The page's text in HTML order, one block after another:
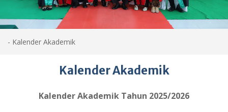
- Kalender Akademik
Kalender Akademik
Kalender Akademik Tahun 2025/2026